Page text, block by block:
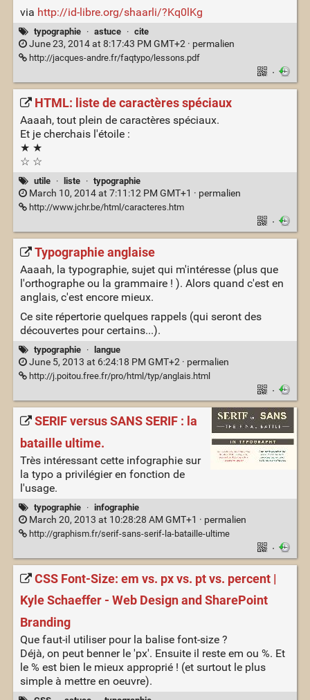
via http://id-libre.org/shaarli/?Kq0lKg
typographie · astuce · cite
June 23, 2014 at 8:17:43 PM GMT+2 · permalien
http://jacques-andre.fr/faqtypo/lessons.pdf
·
HTML: liste de caractères spéciaux
Aaaah, tout plein de caractères spéciaux.
Et je cherchais l'étoile :
★ ★
☆ ☆
utile · liste · typographie
March 10, 2014 at 7:11:12 PM GMT+1 · permalien
http://www.jchr.be/html/caracteres.htm
·
Typographie anglaise
Aaaah, la typographie, sujet qui m'intéresse (plus que
l'orthographe ou la grammaire ! ). Alors quand c'est en
anglais, c'est encore mieux.
Ce site répertorie quelques rappels (qui seront des
découvertes pour certains...).
typographie · langue
June 5, 2013 at 6:24:18 PM GMT+2 · permalien
http://j.poitou.free.fr/pro/html/typ/anglais.html
·
SERIF versus SANS SERIF : la
bataille ultime.
Très intéressant cette infographie sur
la typo a privilégier en fonction de
l'usage.
typographie · infographie
March 20, 2013 at 10:28:28 AM GMT+1 · permalien
http://graphism.fr/serif-sans-serif-la-bataille-ultime
·
CSS Font-Size: em vs. px vs. pt vs. percent |
Kyle Schaeffer - Web Design and SharePoint
Branding
Que faut-il utiliser pour la balise font-size ?
Déjà, on peut benner le 'px'. Ensuite il reste em ou %. Et
le % est bien le mieux approprié ! (et surtout le plus
simple à mettre en oeuvre).